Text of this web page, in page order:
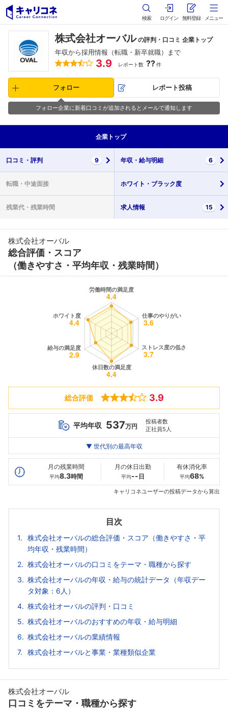
検索 ログイン 無料登録 メニュー
株式会社オーバル の評判・口コミ 企業トップ
年収から採用情報（転職・新卒就職）まで
3.9 レポート数 ??件
フォロー レポート投稿
フォロー企業に新着口コミが追加されるとメールで通知します
企業 トップ
口コミ・ 評判 9 年収・ 給与明細 6
転職・ 中途面接 ホワイト・ ブラック度
残業代・ 残業時間 求人情報 15
株式会社オーバル
総合評価・スコア
（働きやすさ・平均年収・残業時間）
総合評価 3.9
平均年収 537万円
投稿者数
正社員5人
最高年収
20代
333万
30代
514万
1112万
▼ 世代別の最高年収
月の残業時間
平均8.3時間
月の休日出勤
平均-- 日
有休消化率
平均68%
キャリコネユーザーの投稿データから算出
目次
株式会社オーバルの総合評価・スコア（働きやすさ・平
均年収・残業時間）
株式会社オーバルの口コミをテーマ・職種から探す
株式会社オーバルの年収・給与の統計データ（年収デー
タ対象：6人）
株式会社オーバルの評判・口コミ
株式会社オーバルのおすすめの年収・給与明細
株式会社オーバルの業績情報
株式会社オーバルと事業・業種類似企業
株式会社オーバル
口コミをテーマ・職種から探す